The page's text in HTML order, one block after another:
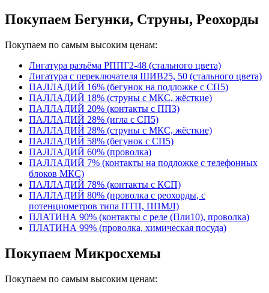
Покупаем Бегунки, Струны, Реохорды
Покупаем по самым высоким ценам:
Лигатура разъёма РППГ2-48 (стального цвета)
Лигатура с переключателя ШИВ25, 50 (стального цвета)
ПАЛЛАДИЙ 16% (бегунок на подложке с СП5)
ПАЛЛАДИЙ 18% (струны с МКС, жёсткие)
ПАЛЛАДИЙ 20% (контакты с ПП3)
ПАЛЛАДИЙ 28% (игла с СП5)
ПАЛЛАДИЙ 28% (струны с МКС, жёсткие)
ПАЛЛАДИЙ 58% (бегунок с СП5)
ПАЛЛАДИЙ 60% (проволка)
ПАЛЛАДИЙ 7% (контакты на подложке с телефонных
блоков МКС)
ПАЛЛАДИЙ 78% (контакты с КСП)
ПАЛЛАДИЙ 80% (проволка с реохорды, с
потенциометров типа ПТП, ППМЛ)
ПЛАТИНА 90% (контакты с реле (Пли10), проволка)
ПЛАТИНА 99% (проволка, химическая посуда)
Покупаем Микросхемы
Покупаем по самым высоким ценам: